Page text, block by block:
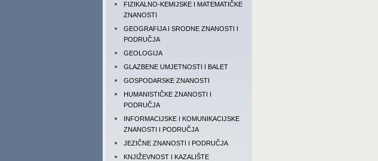
FIZIKALNO-KEMIJSKE I MATEMATIČKE
ZNANOSTI
GEOGRAFIJA I SRODNE ZNANOSTI I
PODRUČJA
GEOLOGIJA
GLAZBENE UMJETNOSTI I BALET
GOSPODARSKE ZNANOSTI
HUMANISTIČKE ZNANOSTI I
PODRUČJA
INFORMACIJSKE I KOMUNIKACIJSKE
ZNANOSTI I PODRUČJA
JEZIČNE ZNANOSTI I PODRUČJA
KNJIŽEVNOST I KAZALIŠTE